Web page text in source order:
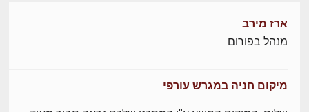
ארז מירב
מנהל בפורום
מיקום חניה במגרש עורפי